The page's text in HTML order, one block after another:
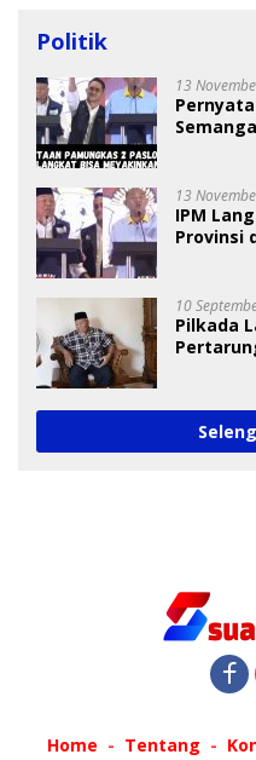
Politik
13
13
IPM
Provinsi
10
Pilkada
Home Tentang